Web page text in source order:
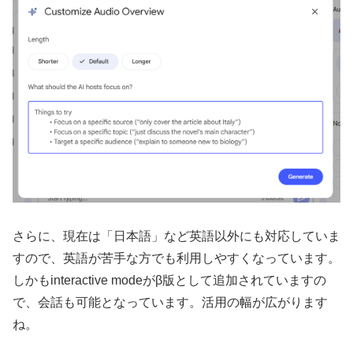
さらに、現在は「日本語」など英語以外にも対応していま
すので、英語が苦手な方でも利用しやすくなっています。
しかもinteractive modeがβ版として追加されていますの
で、会話も可能となっています。活用の幅が広がります
ね。